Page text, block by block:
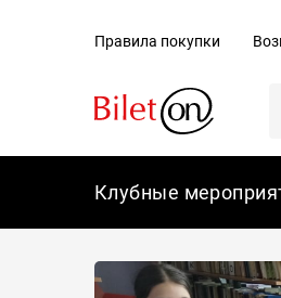
Правила покупки
Клубные